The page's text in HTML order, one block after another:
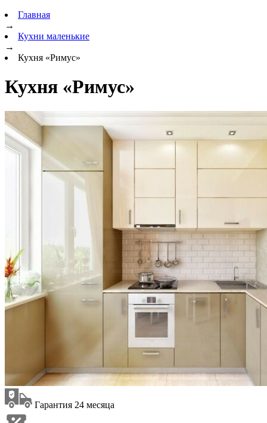
Главная
→
Кухни маленькие
→
Кухня «Римус»
Кухня «Римус»
Гарантия 24 месяца